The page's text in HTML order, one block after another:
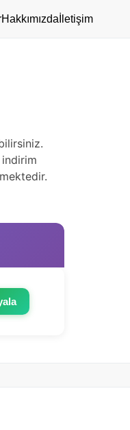
Hakkımızda İletişim